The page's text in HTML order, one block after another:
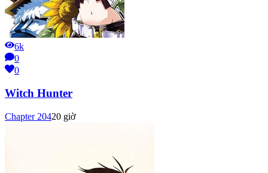
6k
0
0
Witch Hunter
Chapter 20420 giờ